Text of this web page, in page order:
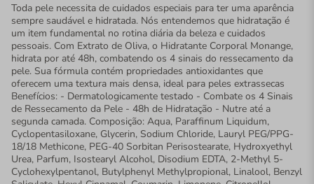
Toda pele necessita de cuidados especiais para ter uma aparência
sempre saudável e hidratada. Nós entendemos que hidratação é
um item fundamental no rotina diária da beleza e cuidados
pessoais. Com Extrato de Oliva, o Hidratante Corporal Monange,
hidrata por até 48h, combatendo os 4 sinais do ressecamento da
pele. Sua fórmula contém propriedades antioxidantes que
oferecem uma textura mais densa, ideal para peles extrassecas
Benefícios: - Dermatologicamente testado - Combate os 4 Sinais
de Ressecamento da Pele - 48h de Hidratação - Nutre até a
segunda camada. Composição: Aqua, Paraffinum Liquidum,
Cyclopentasiloxane, Glycerin, Sodium Chloride, Lauryl PEG/PPG-
18/18 Methicone, PEG-40 Sorbitan Perisostearate, Hydroxyethyl
Urea, Parfum, Isostearyl Alcohol, Disodium EDTA, 2-Methyl 5-
Cyclohexylpentanol, Butylphenyl Methylpropional, Linalool, Benzyl